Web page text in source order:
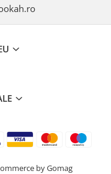
by Gomag